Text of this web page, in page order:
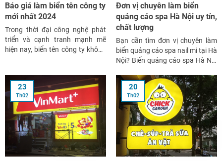
Báo giá làm biển tên công ty
mới nhất 2024
Trong thời đại công nghệ phát
triển và cạnh tranh mạnh mẽ
hiện nay, biển tên công ty không
tượng chuyên nghiệp cho khách
hàng và đối tác. Năm 2024, xu
hướng làm biển tên […]
Đơn vị chuyên làm biển
quảng cáo spa Hà Nội uy tín,
chất lượng
Bạn cần tìm đơn vị chuyên làm
biển quảng cáo spa nail mi tại Hà
Nội? Biển quảng cáo spa Hà Nội
quảng cáo nào đẹp nhất hiện
nay? Giá của biển quảng cáo spa
Hà Nội bao nhiêu?Thi công làm
biển quảng […]
23
Th02
20
Th02